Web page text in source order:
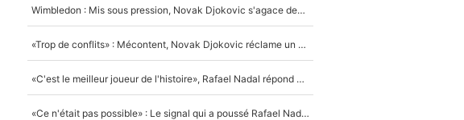
Wimbledon : Mis sous pression, Novak Djokovic s'agace devant la presse !
«Trop de conflits» : Mécontent, Novak Djokovic réclame un grand changement !
«C'est le meilleur joueur de l'histoire», Rafael Nadal répond à la question que tout le monde se pose !
«Ce n'était pas possible» : Le signal qui a poussé Rafael Nadal à prendre sa retraite !